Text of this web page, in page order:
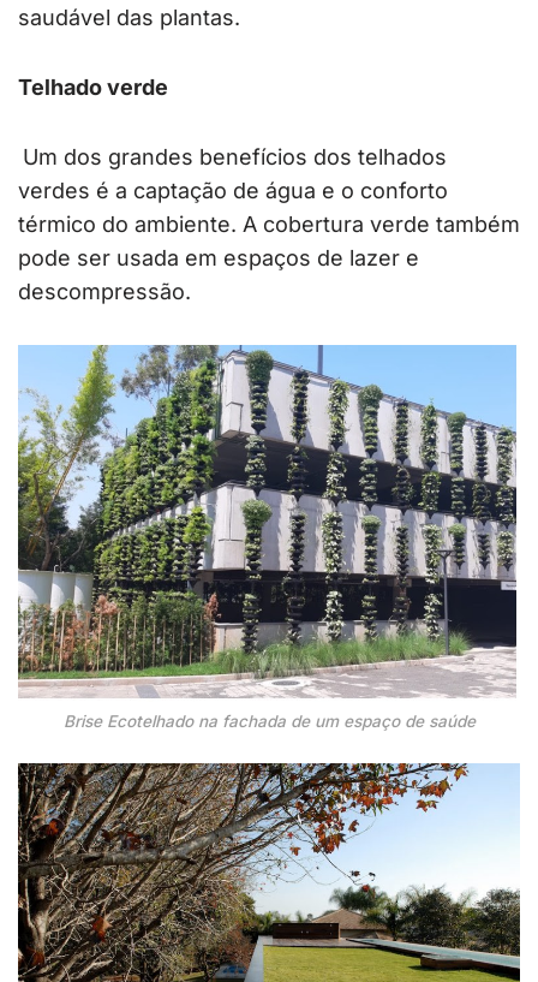
saudável das plantas.
Telhado verde
Um dos grandes benefícios dos telhados
verdes é a captação de água e o conforto
térmico do ambiente. A cobertura verde também
pode ser usada em espaços de lazer e
descompressão.
Brise Ecotelhado na fachada de um espaço de saúde